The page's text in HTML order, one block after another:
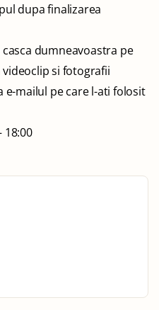
dupa finalizarea
dumneavoastra pe
si fotografii
mailul pe care l-ati folosit
18:00